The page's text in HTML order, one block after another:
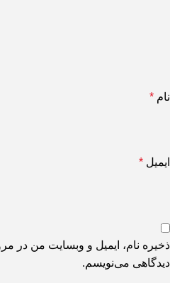
نام *
ایمیل *
ذخیره نام، ایمیل و وبسایت من در
دیدگاهی می‌نویسم.